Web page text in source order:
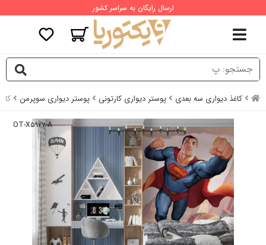
ارسال رایگان به سراسر کشور
کاغذ دیواری سه بعدی پوستر دیواری کارتونی پوستر دیواری سوپرمن
OT-X۵۹۲۷-A